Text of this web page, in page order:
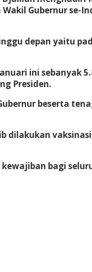
Gubernur se-
depan yaitu
ini sebanyak
Presiden.
beserta
dilakukan
bagi